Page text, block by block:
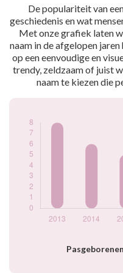
De populariteit van
geschiedenis en wat
Met onze grafiek laten
naam in de afgelopen
op een eenvoudige en
trendy, zeldzaam of juist
naam te kiezen die
Popularité du
2014
6
2015
5
2016
5
2020
5
2021
7